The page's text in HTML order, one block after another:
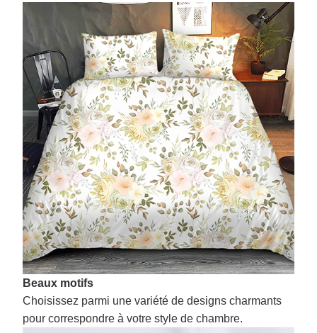
Beaux motifs
Choisissez parmi une variété de designs charmants
pour correspondre à votre style de chambre.